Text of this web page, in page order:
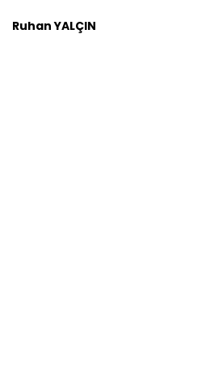
Ruhan YALÇIN